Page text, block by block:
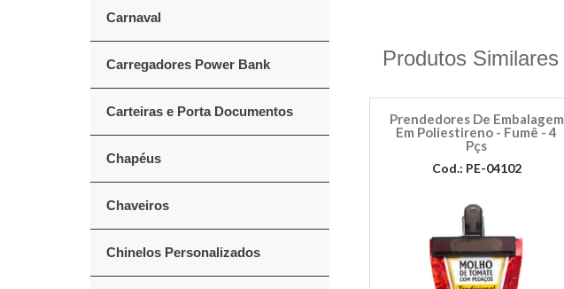
Carnaval
Carregadores Power Bank
Carteiras e Porta Documentos
Chapéus
Chaveiros
Chinelos Personalizados
Produtos Similares
Prendedores De Embalagem
Em Poliestireno - Fumê - 4
Pçs
Cod.: PE-04102